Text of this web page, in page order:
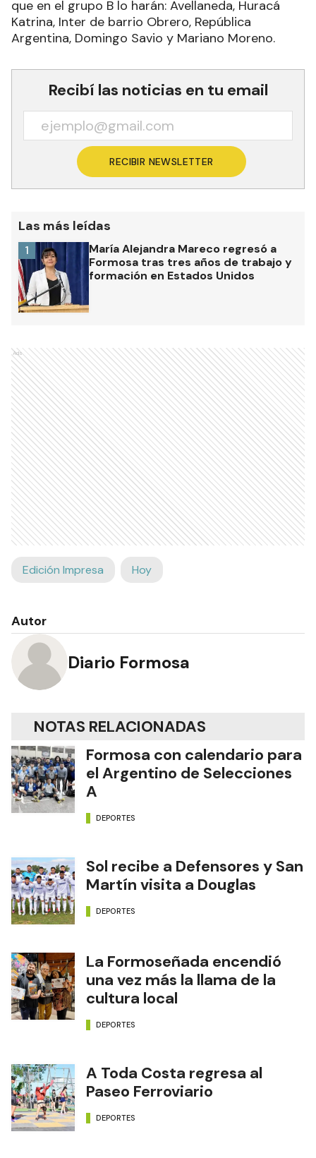
que en el grupo B lo harán: Avellaneda, Huracá
Katrina, Inter de barrio Obrero, República
Argentina, Domingo Savio y Mariano Moreno.
Recibí las noticias en tu email
RECIBIR NEWSLETTER
Las más leídas
María Alejandra Mareco regresó a
Formosa tras tres años de trabajo y
formación en Estados Unidos
1
Ads
Edición Impresa Hoy
Autor
Diario Formosa
NOTAS RELACIONADAS
Formosa con calendario para
el Argentino de Selecciones
A
DEPORTES
Sol recibe a Defensores y San
Martín visita a Douglas
DEPORTES
La Formoseñada encendió
una vez más la llama de la
cultura local
DEPORTES
A Toda Costa regresa al
Paseo Ferroviario
DEPORTES